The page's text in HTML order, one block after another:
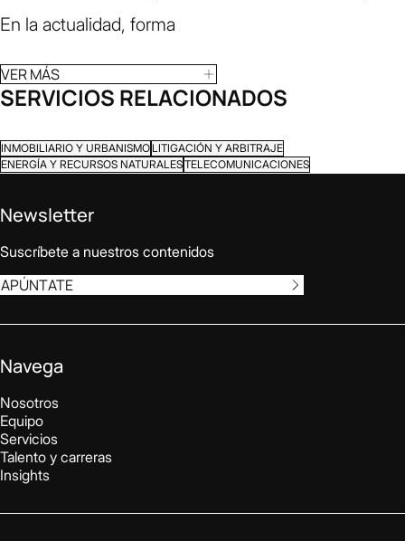
En la actualidad, forma
VER MÁS
SERVICIOS RELACIONADOS
INMOBILIARIO Y URBANISMO LITIGACIÓN Y ARBITRAJE
ENERGÍA Y RECURSOS NATURALESTELECOMUNICACIONES
Newsletter
Suscríbete a nuestros contenidos
APÚNTATE
Navega
Nosotros
Equipo
Servicios
Talento y carreras
Insights